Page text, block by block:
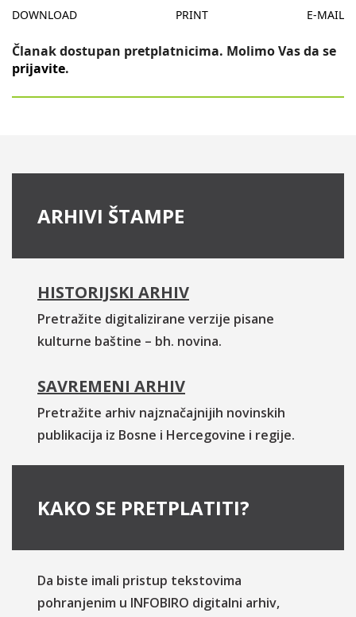
DOWNLOAD PRINT E-MAIL
Članak dostupan pretplatnicima. Molimo Vas da se
prijavite.
ARHIVI ŠTAMPE
HISTORIJSKI ARHIV
Pretražite digitalizirane verzije pisane
kulturne baštine – bh. novina.
SAVREMENI ARHIV
Pretražite arhiv najznačajnijih novinskih
publikacija iz Bosne i Hercegovine i regije.
KAKO SE PRETPLATITI?
Da biste imali pristup tekstovima
pohranjenim u INFOBIRO digitalni arhiv,